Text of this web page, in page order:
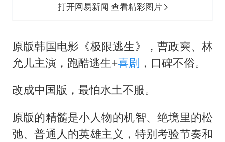
打开网易新闻 查看精彩图片
原版韩国电影《极限逃生》，曹政奭、林
允儿主演，跑酷逃生+喜剧 ，口碑不俗。
改成中国版，最怕水土不服。
原版的精髓是小人物的机智、绝境里的松
弛、普通人的英雄主义，特别考验节奏和